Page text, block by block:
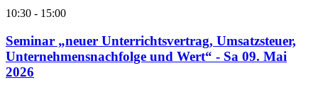
10:30 - 15:00
Seminar „neuer Unterrichtsvertrag, Umsatzsteuer,
Unternehmensnachfolge und Wert“ - Sa 09. Mai
2026